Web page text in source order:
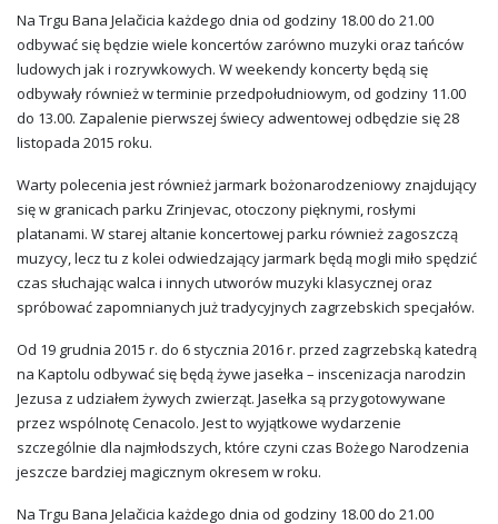
Na Trgu Bana Jelačicia każdego dnia od godziny 18.00 do 21.00
odbywać się będzie wiele koncertów zarówno muzyki oraz tańców
ludowych jak i rozrywkowych. W weekendy koncerty będą się
odbywały również w terminie przedpołudniowym, od godziny 11.00
do 13.00. Zapalenie pierwszej świecy adwentowej odbędzie się 28
listopada 2015 roku.
Warty polecenia jest również jarmark bożonarodzeniowy znajdujący
się w granicach parku Zrinjevac, otoczony pięknymi, rosłymi
platanami. W starej altanie koncertowej parku również zagoszczą
muzycy, lecz tu z kolei odwiedzający jarmark będą mogli miło spędzić
czas słuchając walca i innych utworów muzyki klasycznej oraz
spróbować zapomnianych już tradycyjnych zagrzebskich specjałów.
Od 19 grudnia 2015 r. do 6 stycznia 2016 r. przed zagrzebską katedrą
na Kaptolu odbywać się będą żywe jasełka – inscenizacja narodzin
Jezusa z udziałem żywych zwierząt. Jasełka są przygotowywane
przez wspólnotę Cenacolo. Jest to wyjątkowe wydarzenie
szczególnie dla najmłodszych, które czyni czas Bożego Narodzenia
jeszcze bardziej magicznym okresem w roku.
Na Trgu Bana Jelačicia każdego dnia od godziny 18.00 do 21.00